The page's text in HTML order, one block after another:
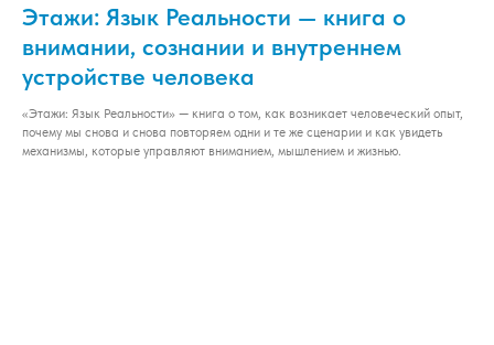
Этажи: Язык Реальности — книга о
внимании, сознании и внутреннем
устройстве человека
«Этажи: Язык Реальности» — книга о том, как возникает человеческий опыт,
почему мы снова и снова повторяем одни и те же сценарии и как увидеть
механизмы, которые управляют вниманием, мышлением и жизнью.